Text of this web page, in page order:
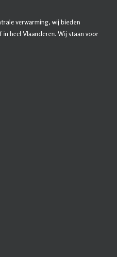
verwarming, wij bieden
heel Vlaanderen. Wij staan voor